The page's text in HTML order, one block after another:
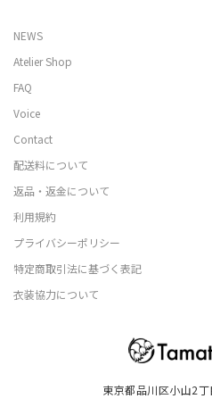
東京都品川区小山2
NEWS
Atelier Shop
FAQ
Voice
Contact
配送料について
返品・返金について
利用規約
プライバシーポリシー
特定商取引法に基づく表記
衣装協力について